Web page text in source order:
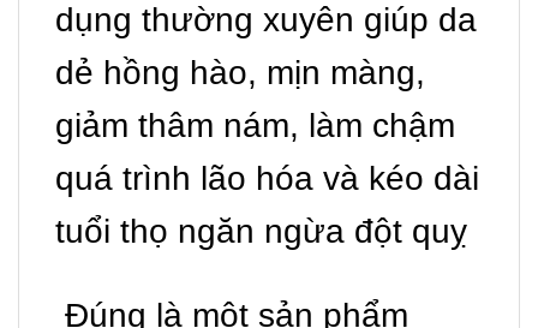
dụng thường xuyên giúp da
dẻ hồng hào, mịn màng,
giảm thâm nám, làm chậm
quá trình lão hóa và kéo dài
tuổi thọ ngăn ngừa đột quỵ
Đúng là một sản phẩm